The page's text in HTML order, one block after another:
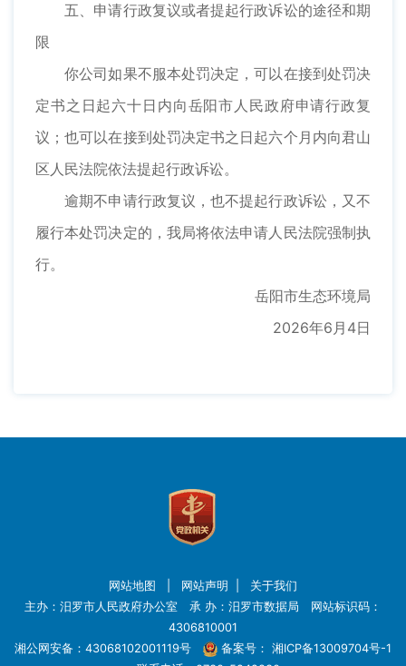
五、申请行政复议或者提起行政诉讼的途径和期
限
你公司如果不服本处罚决定，可以在接到处罚决
定书之日起六十日内向岳阳市人民政府申请行政复
议；也可以在接到处罚决定书之日起六个月内向君山
区人民法院依法提起行政诉讼。
逾期不申请行政复议，也不提起行政诉讼，又不
履行本处罚决定的，我局将依法申请人民法院强制执
行。
岳阳市生态环境局
2026年6月4日
网站地图 网站声明
关于我们
主办：汨罗市人民政府办公室 承 办：汨罗市数据局 网站标识码：
4306810001
湘公网安备：43068102001119号
备案号： 湘ICP备13009704号-1